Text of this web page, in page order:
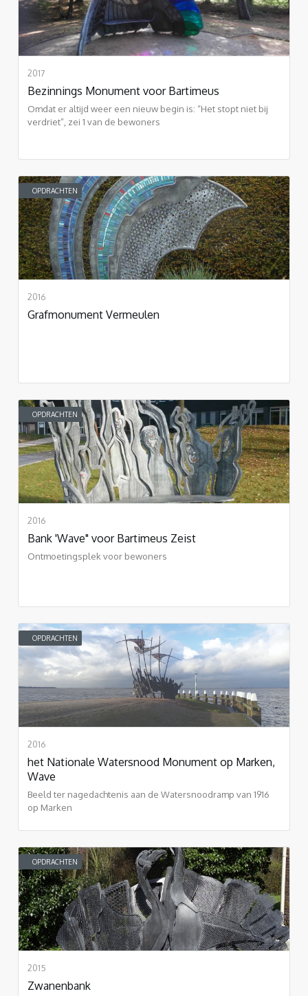
2017
Bezinnings Monument voor Bartimeus
Omdat er altijd weer een nieuw begin is: “Het stopt niet bij
verdriet”, zei 1 van de bewoners
OPDRACHTEN
2016
Grafmonument Vermeulen
OPDRACHTEN
2016
Bank 'Wave" voor Bartimeus Zeist
Ontmoetingsplek voor bewoners
OPDRACHTEN
2016
het Nationale Watersnood Monument op Marken,
Wave
Beeld ter nagedachtenis aan de Watersnoodramp van 1916
op Marken
OPDRACHTEN
2015
Zwanenbank